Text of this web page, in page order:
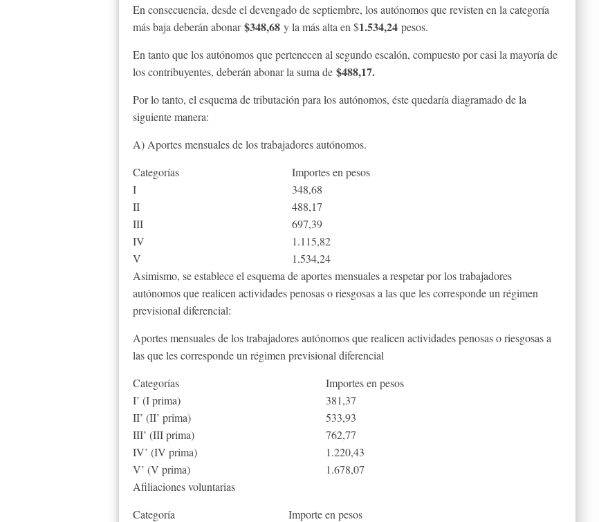
En consecuencia, desde el devengado de septiembre, los autónomos que revisten en la categoría
más baja deberán abonar$348,68 y la más alta en $1.534,24 pesos.
En tanto que los autónomos que pertenecen al segundo escalón, compuesto por casi la mayoría de
los contribuyentes, deberán abonar la suma de $488,17.
Por lo tanto, el esquema de tributación para los autónomos, éste quedaría diagramado de la
siguiente manera:
A) Aportes mensuales de los trabajadores autónomos.
Categorías
Importes en pesos
I
348,68
II
488,17
III
697,39
IV
1.115,82
V
1.534,24
Asimismo, se establece el esquema de aportes mensuales a respetar por los trabajadores
autónomos que realicen actividades penosas o riesgosas a las que les corresponde un régimen
previsional diferencial:
Aportes mensuales de los trabajadores autónomos que realicen actividades penosas o riesgosas a
las que les corresponde un régimen previsional diferencial
Categorías
Importes en pesos
I’ (I prima)
381,37
II’ (II’ prima)
533,93
III’ (III prima)
762,77
IV’ (IV prima)
1.220,43
V’ (V prima)
1.678,07
Afiliaciones voluntarias
Categoría
Importe en pesos